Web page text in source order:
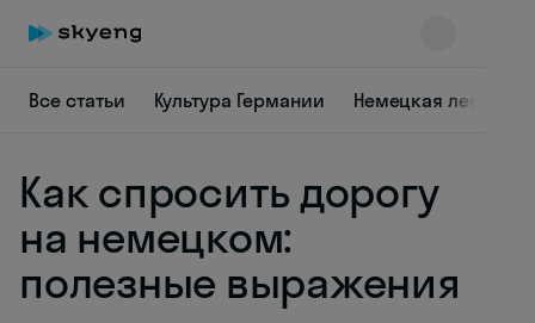
Все статьи Культура Германии Немецкая лексика
Как спросить дорогу
на немецком:
полезные выражения